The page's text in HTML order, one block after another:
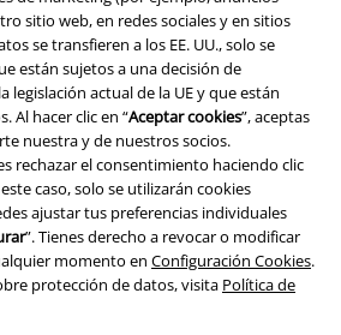
sitio web, en redes sociales y en sitios
se transfieren a los EE. UU., solo se
están sujetos a una decisión de
legislación actual de la UE y que están
Al hacer clic en “Aceptar cookies”, aceptas
nuestra y de nuestros socios.
rechazar el consentimiento haciendo clic
caso, solo se utilizarán cookies
ajustar tus preferencias individuales
”. Tienes derecho a revocar o modificar
momento en Configuración Cookies.
protección de datos, visita Política de
protección del medioambiente